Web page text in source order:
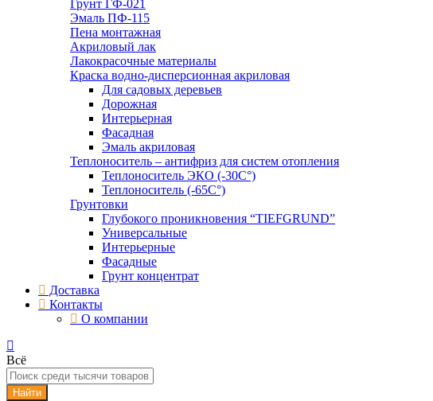
Грунт ГФ-021
Эмаль ПФ-115
Пена монтажная
Акриловый лак
Лакокрасочные материалы
Краска водно-дисперсионная акриловая
Для садовых деревьев
Дорожная
Интерьерная
Фасадная
Эмаль акриловая
Теплоноситель – антифриз для систем отопления
Теплоноситель ЭКО (-30С°)
Теплоноситель (-65С°)
Грунтовки
Глубокого проникновения “TIEFGRUND”
Универсальные
Интерьерные
Фасадные
Грунт концентрат
Доставка
Контакты
О компании
Всё
Найти